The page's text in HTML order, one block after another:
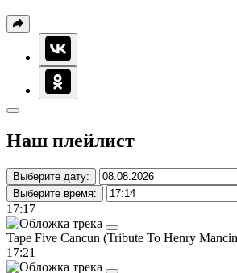
Наш плейлист
Выберите дату:
Выберите время:
17:17
Tape Five Cancun (Tribute To Henry
17:21